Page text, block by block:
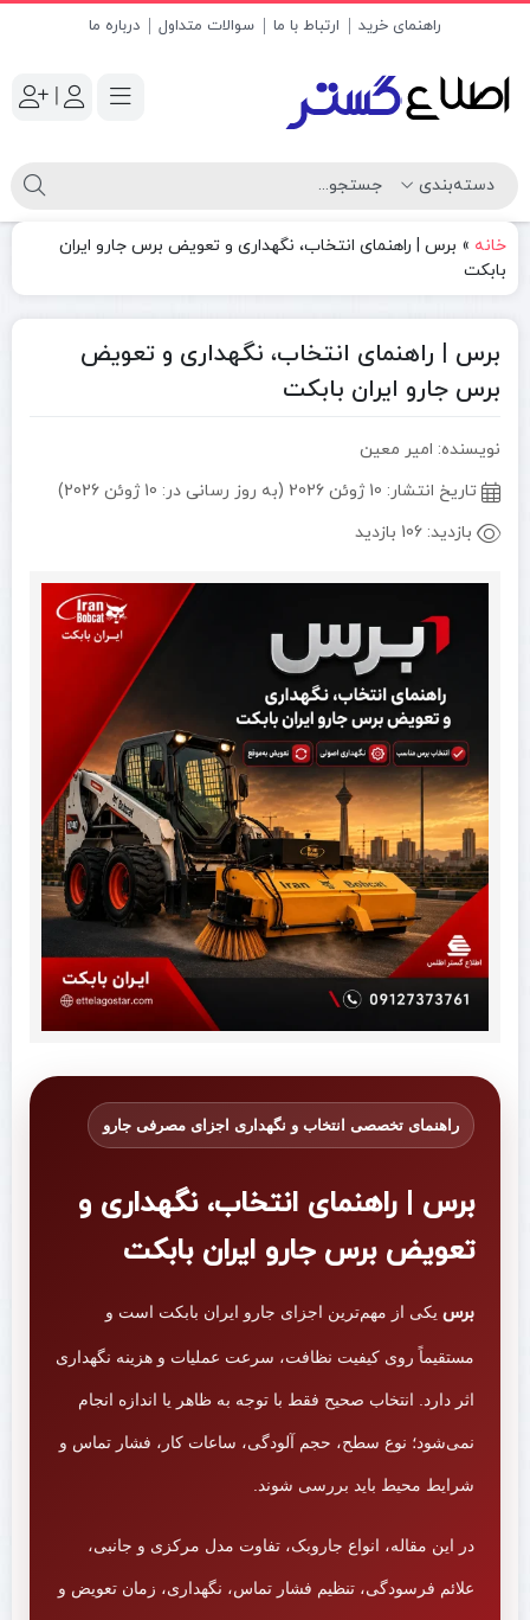
راهنمای خرید ارتباط با ما سوالات متداول درباره ما
|
خانه » برس | راهنمای انتخاب، نگهداری و تعویض برس جارو ایران
بابکت
برس | راهنمای انتخاب، نگهداری و تعویض
برس جارو ایران بابکت
نویسنده: امیر معین
تاریخ انتشار: 10 ژوئن 2026 (به روز رسانی در: 10 ژوئن 2026)
بازدید: 106 بازدید
راهنمای تخصصی انتخاب و نگهداری اجزای مصرفی جارو
برس | راهنمای انتخاب، نگهداری و
تعویض برس جارو ایران بابکت
برس یکی از مهم‌ترین اجزای جارو ایران بابکت است و
مستقیماً روی کیفیت نظافت، سرعت عملیات و هزینه نگهداری
اثر دارد. انتخاب صحیح فقط با توجه به ظاهر یا اندازه انجام
نمی‌شود؛ نوع سطح، حجم آلودگی، ساعات کار، فشار تماس و
شرایط محیط باید بررسی شوند.
در این مقاله، انواع جاروبک، تفاوت مدل مرکزی و جانبی،
علائم فرسودگی، تنظیم فشار تماس، نگهداری، زمان تعویض و